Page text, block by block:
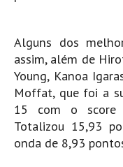
Análises
Podcast Pulsar do Surf
Opinião
Vídeos
Nacional
Alguns dos
assim, além de
Young, Kanoa
Moffat, que foi a
15 com o score
Totalizou 15,93
onda de 8,93